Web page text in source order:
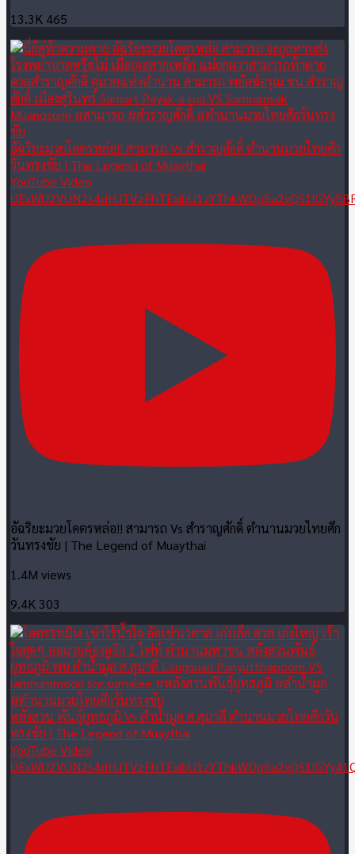
13.3K 465
อัฉริยะมวยโคตรหล่อ!! สามารถ Vs สำราญศักดิ์ ตำนานมวยไทยศึก
วันทรงชัย | The Legend of Muaythai
YouTube Video
อัฉริยะมวยโคตรหล่อ!! สามารถ Vs สำราญศักดิ์ ตำนานมวยไทยศึก
วันทรงชัย | The Legend of Muaythai
1.4M views
9.4K303
หลังสวน พันธุ์ยุทธภูมิ Vs ลำน้ำมูล ส.สุมาลี ตำนานมวยไทยศึกวัน
ทรงชัย | The Legend of Muaythai
YouTube Video